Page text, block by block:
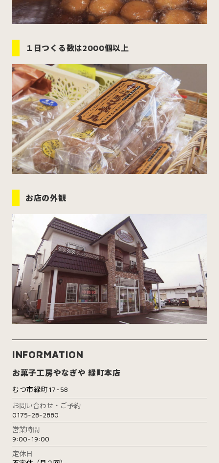
１日つくる数は2000個以上
お店の外観
INFORMATION
お菓子工房やなぎや 緑町本店
むつ市緑町17-58
お問い合わせ・ご予約
0175-28-2880
営業時間
9:00-19:00
定休日